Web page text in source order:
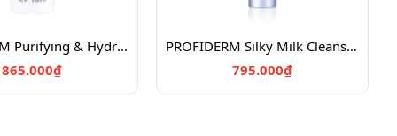
PROFIDERM Purifying & Hydrating Mask/Mặt nạ Enzyme thực vật giúp da tươi sáng 150ml
865.000₫
PROFIDERM Silky Milk Cleansing & Hydrating/Sữa rửa mặt kết hợp tẩy trang
795.000₫